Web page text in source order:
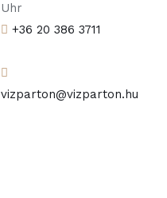
Uhr
+36 20 386 3711
vizparton@vizparton.hu